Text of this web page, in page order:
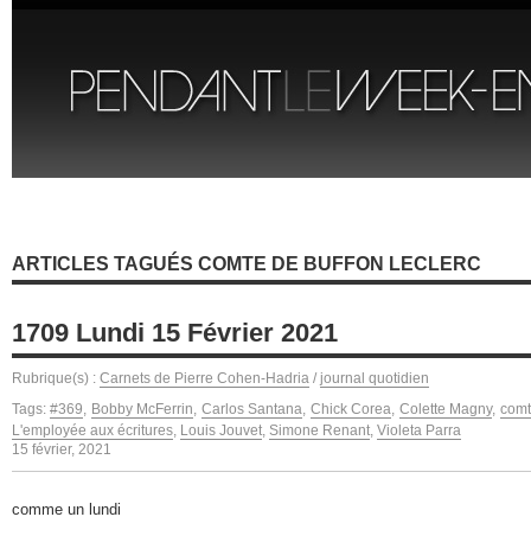
ARTICLES TAGUÉS COMTE DE BUFFON LECLERC
1709 Lundi 15 Février 2021
Rubrique(s) : Carnets de Pierre Cohen-Hadria / journal quotidien
Tags:#369, Bobby McFerrin, Carlos Santana, Chick Corea, Colette Magny,
L'employée aux écritures, Louis Jouvet, Simone Renant, Violeta Parra
15 février, 2021
comme un lundi